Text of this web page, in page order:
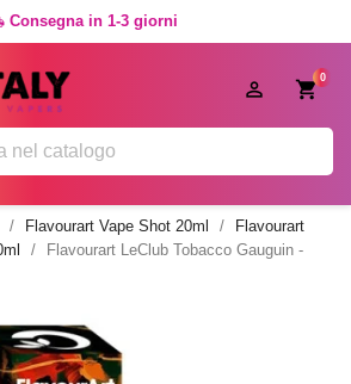
Consegna in 1-3 giorni
0

Flavourart Vape Shot 20ml
Flavourart
Flavourart LeClub Tobacco Gauguin -